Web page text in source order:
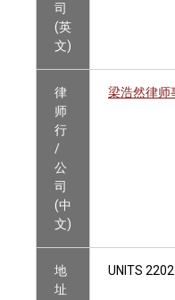
司
(英
文)
律
师
行
/
公
司
(中
文)
梁浩然律师
地
址
UNITS